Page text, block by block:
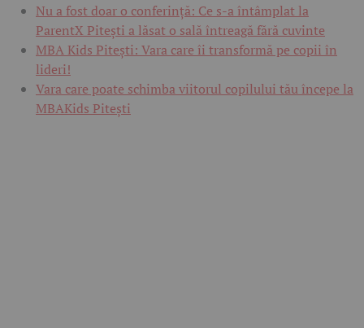
Nu a fost doar o conferință: Ce s-a întâmplat la
ParentX Pitești a lăsat o sală întreagă fără cuvinte
MBA Kids Pitești: Vara care îi transformă pe copii în
lideri!
Vara care poate schimba viitorul copilului tău începe la
MBAKids Pitești